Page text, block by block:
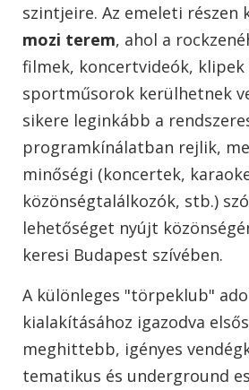
szintjeire. Az emeleti részen
mozi terem, ahol a
filmek, koncertvideók, klipek
sportműsorok kerülhetnek
sikere leginkább a
programkínálatban rejlik,
minőségi (koncertek,
közönségtalálkozók, stb.)
lehetőséget nyújt
keresi Budapest szívében.
A különleges "törpeklub"
kialakításához igazodva
meghittebb, igényes
tematikus és underground